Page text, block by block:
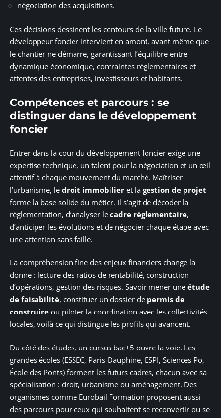
négociation des acquisitions.
Ces décisions dessinent les contours de la ville future. Le
développeur foncier intervient en amont, avant même que
le chantier ne démarre, garantissant l’équilibre entre
dynamique économique, contraintes réglementaires et
attentes des entreprises, investisseurs et habitants.
Compétences et parcours : se
distinguer dans le développement
foncier
Entrer dans la cour du développement foncier exige une
expertise technique, un talent pour la négociation et un œil
attentif à chaque mouvement du marché. Maîtriser
l’urbanisme, le droit immobilier et la gestion de projet
forme la base solide du métier. Il s’agit de décoder la
réglementation, d’analyser le cadre réglementaire,
d’anticiper les évolutions et de négocier chaque étape avec
une attention sans faille.
La compréhension fine des enjeux financiers change la
donne : lecture des ratios de rentabilité, construction
d’opérations, gestion des risques. Savoir mener une étude
de faisabilité, constituer un dossier de permis de
construire ou piloter la coordination avec les collectivités
locales, voilà ce qui distingue les profils qui avancent.
Du côté des études, un cursus bac+5 ouvre la voie. Les
grandes écoles (ESSEC, Paris-Dauphine, ESPI, Sciences Po,
École des Ponts) forment les futurs cadres, chacun avec sa
spécialisation : droit, urbanisme ou aménagement. Des
organismes comme Eurobail Formation proposent aussi
des parcours pour ceux qui souhaitent se reconvertir ou se